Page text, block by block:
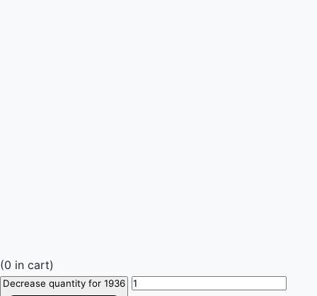
(0 in cart)
Decrease quantity for 1936